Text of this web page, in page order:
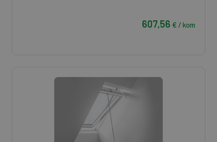
607,56 € / kom